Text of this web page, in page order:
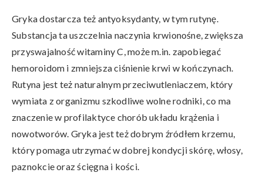
Gryka dostarcza też antyoksydanty, w tym rutynę.
Substancja ta uszczelnia naczynia krwionośne, zwiększa
przyswajalność witaminy C, może m.in. zapobiegać
hemoroidom i zmniejsza ciśnienie krwi w kończynach.
Rutyna jest też naturalnym przeciwutleniaczem, który
wymiata z organizmu szkodliwe wolne rodniki, co ma
znaczenie w profilaktyce chorób układu krążenia i
nowotworów. Gryka jest też dobrym źródłem krzemu,
który pomaga utrzymać w dobrej kondycji skórę, włosy,
paznokcie oraz ścięgna i kości.